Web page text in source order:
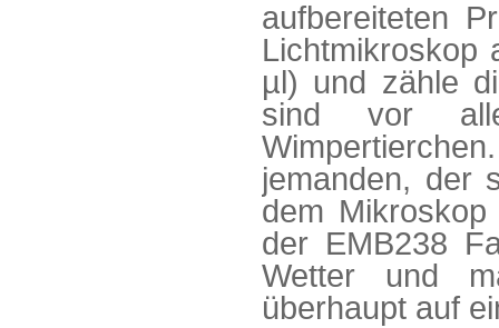
aufbereiteten
Lichtmikroskop
µl) und zähle
sind vor
jemanden, der
dem
der EMB238
Wetter und
überhaupt auf